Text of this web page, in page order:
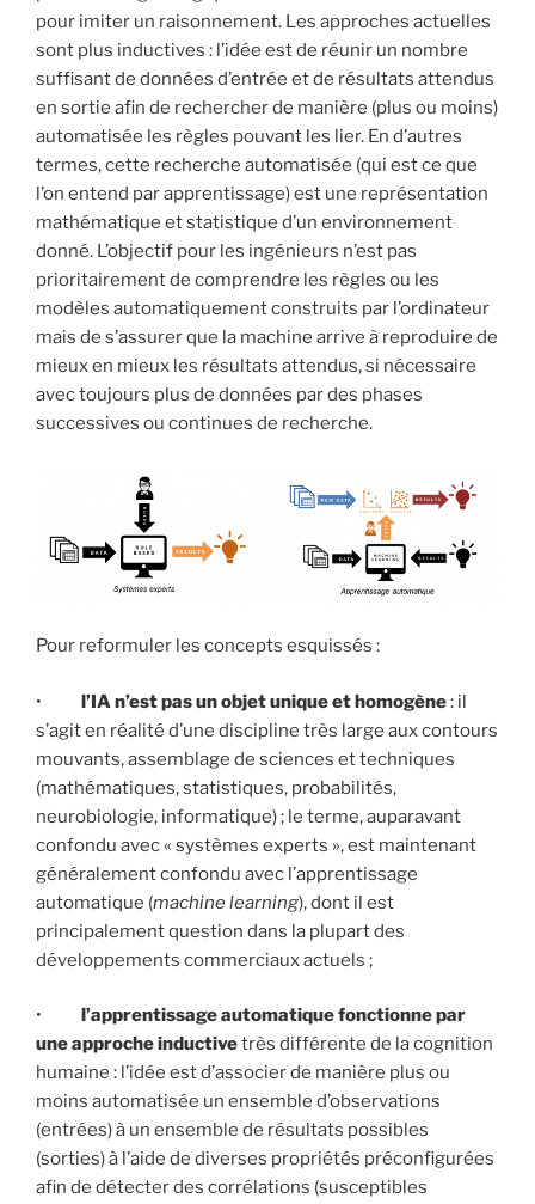
pour imiter un raisonnement. Les approches actuelles
sont plus inductives : l’idée est de réunir un nombre
suffisant de données d’entrée et de résultats attendus
en sortie afin de rechercher de manière (plus ou moins)
automatisée les règles pouvant les lier. En d’autres
termes, cette recherche automatisée (qui est ce que
l’on entend par apprentissage) est une représentation
mathématique et statistique d’un environnement
donné. L’objectif pour les ingénieurs n’est pas
prioritairement de comprendre les règles ou les
modèles automatiquement construits par l’ordinateur
mais de s’assurer que la machine arrive à reproduire de
mieux en mieux les résultats attendus, si nécessaire
avec toujours plus de données par des phases
successives ou continues de recherche.
Pour reformuler les concepts esquissés :
• l’IA n’est pas un objet unique et homogène: il
s’agit en réalité d’une discipline très large aux contours
mouvants, assemblage de sciences et techniques
(mathématiques, statistiques, probabilités,
neurobiologie, informatique) ; le terme, auparavant
confondu avec « systèmes experts », est maintenant
généralement confondu avec l’apprentissage
automatique (machine learning), dont il est
principalement question dans la plupart des
développements commerciaux actuels ;
• l’apprentissage automatique fonctionne par
une approcheinductivetrès différente de la cognition
humaine : l’idée est d’associer de manière plus ou
moins automatisée un ensemble d’observations
(entrées) à un ensemble de résultats possibles
(sorties) à l’aide de diverses propriétés préconfigurées
afin de détecter des corrélations (susceptibles